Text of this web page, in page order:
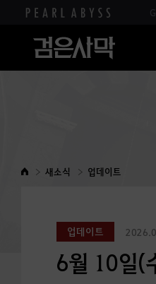
새소식 업데이트
업데이트
6월 10일(